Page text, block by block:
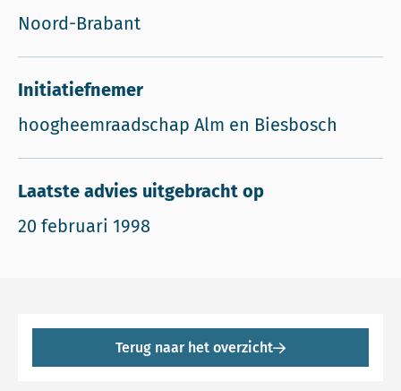
Noord-Brabant
Initiatiefnemer
hoogheemraadschap Alm en Biesbosch
Laatste advies uitgebracht op
20 februari 1998
Terug naar het overzicht